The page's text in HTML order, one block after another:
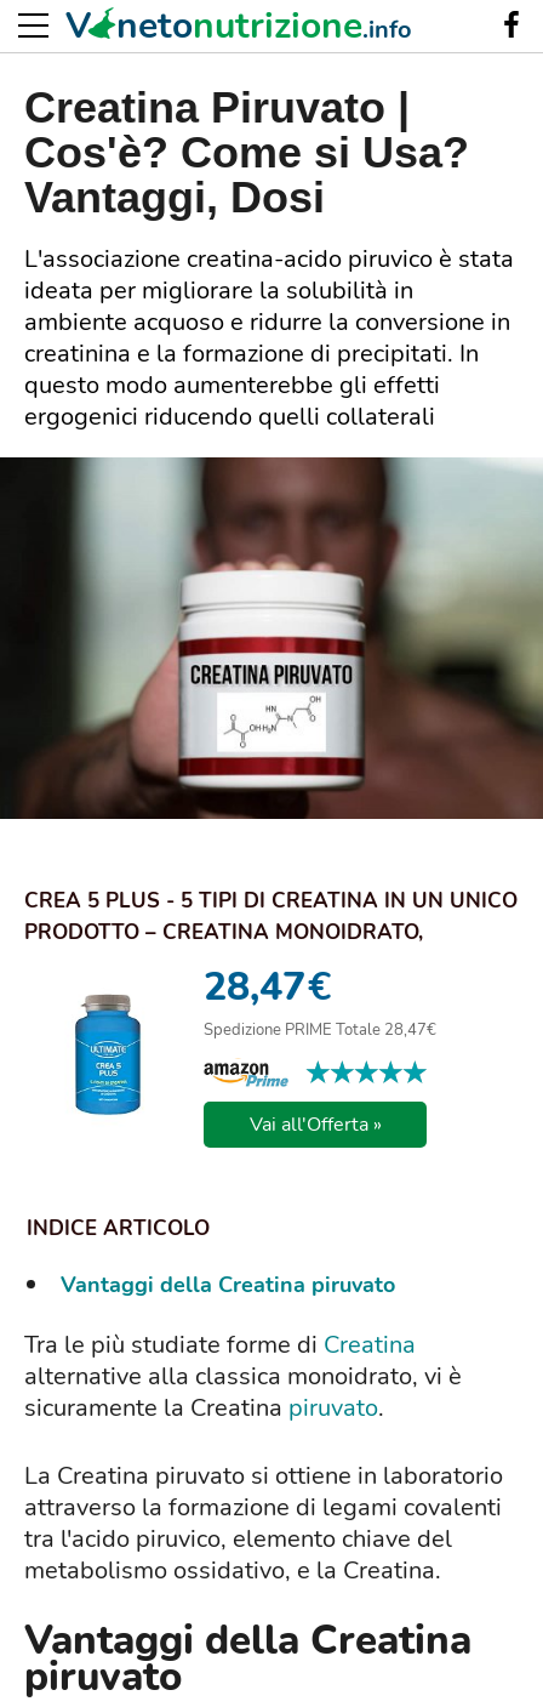
Creatina Piruvato |
Cos'è? Come si Usa?
Vantaggi, Dosi
L'associazione creatina-acido piruvico è stata
ideata per migliorare la solubilità in
ambiente acquoso e ridurre la conversione in
creatinina e la formazione di precipitati. In
questo modo aumenterebbe gli effetti
ergogenici riducendo quelli collaterali
CREA 5 PLUS - 5 TIPI DI CREATINA IN UN UNICO
PRODOTTO – CREATINA MONOIDRATO,
28,47€
Spedizione PRIME Totale 28,47€
★★★★★
★★★★★
Vai all'Offerta »
Vantaggi della Creatina piruvato
Tra le più studiate forme di Creatina
alternative alla classica monoidrato, vi è
sicuramente la Creatina piruvato.
La Creatina piruvato si ottiene in laboratorio
attraverso la formazione di legami covalenti
tra l'acido piruvico, elemento chiave del
metabolismo ossidativo, e la Creatina.
Vantaggi della Creatina
piruvato
V netonutrizione.info